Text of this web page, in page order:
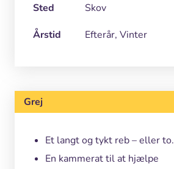
Sted
Skov
Årstid
Efterår, Vinter
Grej
Et langt og tykt reb – eller to.
En kammerat til at hjælpe